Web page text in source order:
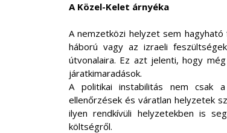
A Közel-Kelet árnyéka
A nemzetközi helyzet sem
háború vagy az izraeli
útvonalaira. Ez azt jelenti, hogy
járatkimaradások.
A politikai instabilitás nem csak
ellenőrzések és váratlan helyzetek
ilyen rendkívüli helyzetekben is
költségről.